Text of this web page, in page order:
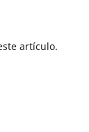
artículo.